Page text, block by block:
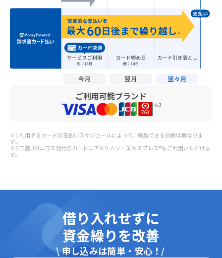
ご利用可能ブランド
※2
※1 利用するカードの支払いスケジュールによって、繰越できる日数は異なりま
す。
※2 三菱UFJニコス発行のカードはアメリカン・エキスプレス®もご利用いただけま
す。
借り入れせずに
資金繰りを改善
\申し込みは簡単・安心！